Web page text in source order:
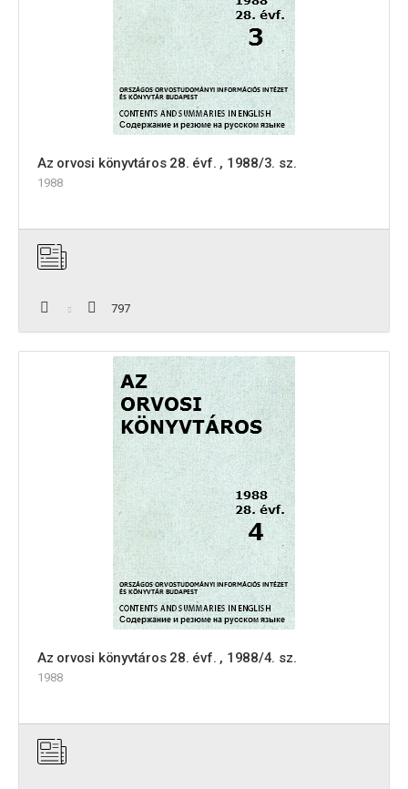
Az orvosi könyvtáros 28. évf. , 1988/3. sz.
1988
797
Az orvosi könyvtáros 28. évf. , 1988/4. sz.
1988